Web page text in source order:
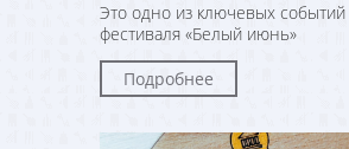
Это одно из ключевых
фестиваля «Белый июнь»
Подробнее